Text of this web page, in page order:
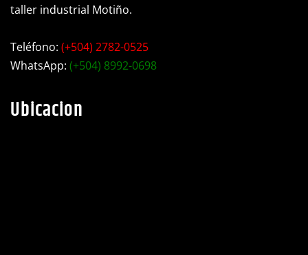
taller industrial Motiño.
Teléfono: (+504) 2782-0525
WhatsApp: (+504) 8992-0698
Ubicacion